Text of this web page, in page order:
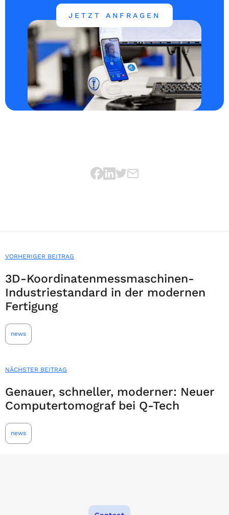
JETZT ANFRAGEN
VORHERIGER BEITRAG
3D-Koordinatenmessmaschinen-
Industriestandard in der modernen
Fertigung
news
NÄCHSTER BEITRAG
Genauer, schneller, moderner: Neuer
Computertomograf bei Q-Tech
news